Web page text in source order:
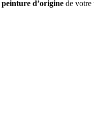
peinture d’origine de votre